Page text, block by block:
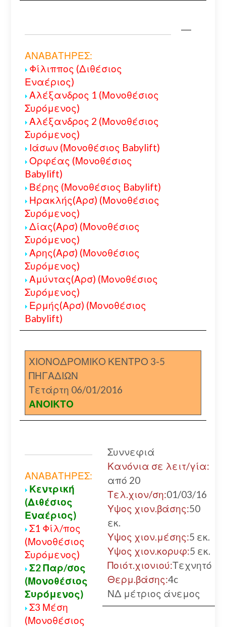
ΑΝΑΒΑΤΗΡΕΣ:
Φίλιππος (Διθέσιος
Εναέριος)
Αλέξανδρος 1 (Μονοθέσιος
Συρόμενος)
Αλέξανδρος 2 (Μονοθέσιος
Συρόμενος)
Ιάσων (Μονοθέσιος Babylift)
Ορφέας (Μονοθέσιος
Babylift)
Βέρης (Μονοθέσιος Babylift)
Ηρακλής(Αρσ) (Μονοθέσιος
Συρόμενος)
Δίας(Αρσ) (Μονοθέσιος
Συρόμενος)
Αρης(Αρσ) (Μονοθέσιος
Συρόμενος)
Αμύντας(Αρσ) (Μονοθέσιος
Συρόμενος)
Ερμής(Αρσ) (Μονοθέσιος
Babylift)
ΧΙΟΝΟΔΡΟΜΙΚΟ ΚΕΝΤΡΟ 3-5
ΠΗΓΑΔΙΩΝ
Τετάρτη 06/01/2016
ΑΝΟΙΚΤΟ
ΑΝΑΒΑΤΗΡΕΣ:
Κεντρική
(Διθέσιος
Εναέριος)
Σ1 Φίλ/πος
(Μονοθέσιος
Συρόμενος)
Σ2 Παρ/σος
(Μονοθέσιος
Συρόμενος)
Σ3 Μέση
(Μονοθέσιος
Συννεφιά
Κανόνια σε λειτ/γία:
από 20
Τελ.χιον/ση:01/03/16
Υψος χιον.βάσης:50
εκ.
Υψος χιον.μέσης:5 εκ.
Υψος χιον.κορυφ:5 εκ.
Ποιότ.χιονιού:Τεχνητό
Θερμ.βάσης:4c
ΝΔ μέτριος άνεμος